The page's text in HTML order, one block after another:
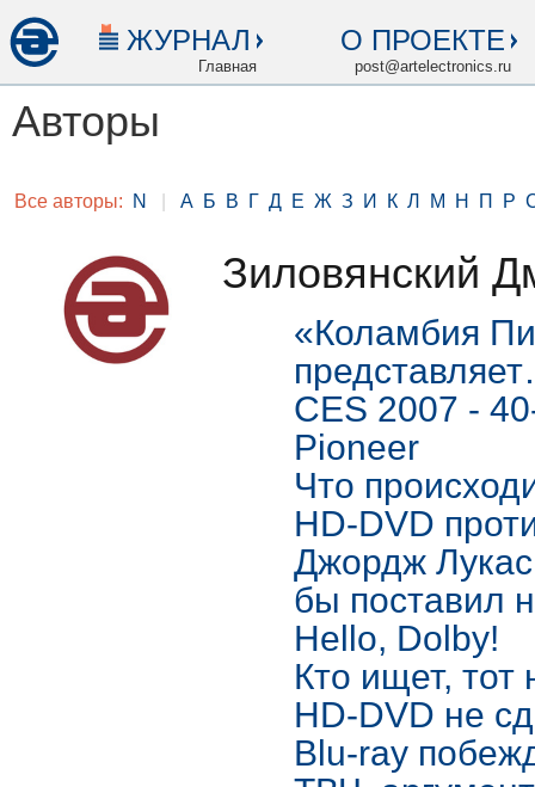
ЖУРНАЛ
Главная
О ПРОЕКТЕ
post@artelectronics.ru
Авторы
Все авторы: N А Б В Г Д Е Ж З И К Л М Н П Р
Зиловянский
«Коламбия
CES 2007 -
Pioneer
Что
HD-DVD
Джордж
бы поставил
Hello, Dolby!
Кто ищет, тот
HD-DVD не
Blu-ray